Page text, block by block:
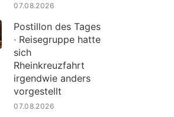
07.08.2026
Postillon des Tages
· Reisegruppe hatte
sich
Rheinkreuzfahrt
irgendwie anders
vorgestellt
07.08.2026